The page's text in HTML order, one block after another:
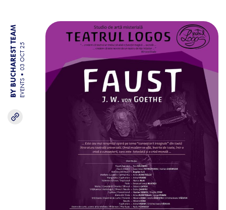
BY BUCHAREST TEAM EVENTS
03 OCT 25